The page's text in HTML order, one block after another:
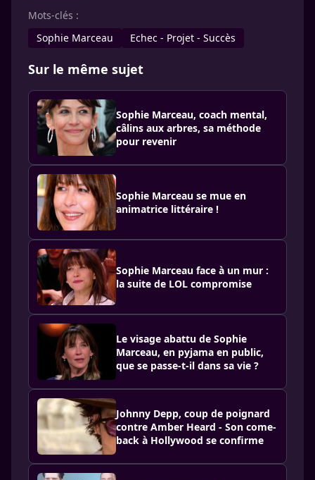
Mots-clés :
Sophie Marceau
Echec - Projet - Succès
Sur le même sujet
Sophie Marceau, coach mental,
câlins aux arbres, sa méthode
pour revenir
Sophie Marceau se mue en
animatrice littéraire !
Sophie Marceau face à un mur :
la suite de LOL compromise
Le visage abattu de Sophie
Marceau, en pyjama en public,
que se passe-t-il dans sa vie ?
Johnny Depp, coup de poignard
contre Amber Heard - Son come-
back à Hollywood se confirme